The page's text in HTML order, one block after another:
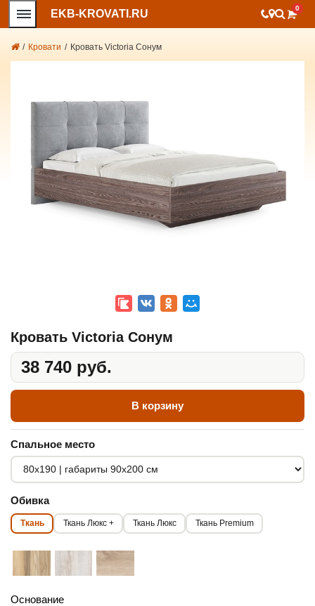
EKB-KROVATI.RU 0
/ Кровати / Кровать Victoria Сонум
Кровать Victoria Сонум
38 740 руб.
В корзину
Спальное место
Обивка
Ткань Ткань Люкс + Ткань Люкс Ткань Premium
Основание